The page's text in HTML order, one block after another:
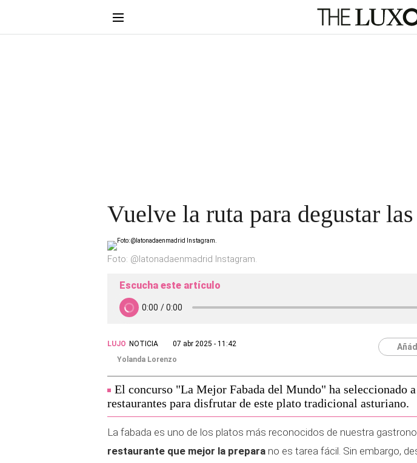
Vuelve la ruta para degustar
Foto: @latonadaenmadrid Instagram.
Escucha este artículo
LUJO NOTICIA
07 abr 2025 - 11:42
Yolanda Lorenzo
El concurso "La Mejor Fabada del Mundo" ha seleccionado
restaurantes para disfrutar de este plato tradicional asturiano.
La fabada es uno de los platos más reconocidos de nuestra
restaurante que mejor la prepara no es tarea fácil. Sin embargo,